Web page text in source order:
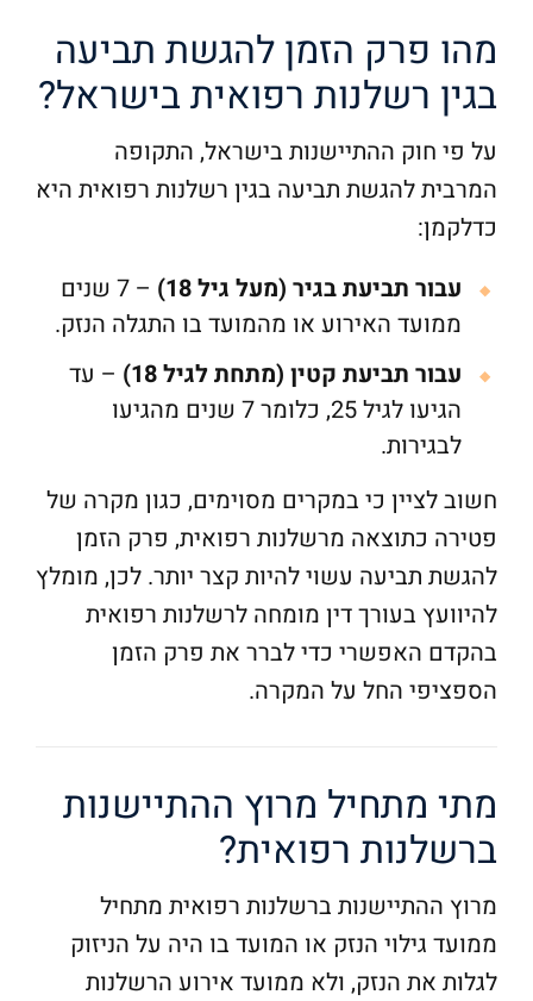
מהו פרק הזמן להגשת תביעה
בגין רשלנות רפואית בישראל?
על פי חוק ההתיישנות בישראל, התקופה
המרבית להגשת תביעה בגין רשלנות רפואית היא
כדלקמן:
עבור תביעת בגיר (מעל גיל 18)
– 7 שנים
ממועד האירוע או מהמועד בו התגלה הנזק.
עבור תביעת קטין (מתחת לגיל 18)
– עד
הגיעו לגיל 25, כלומר 7 שנים מהגיעו
לבגירות.
חשוב לציין כי במקרים מסוימים, כגון מקרה של
פטירה כתוצאה מרשלנות רפואית, פרק הזמן
להגשת תביעה עשוי להיות קצר יותר. לכן, מומלץ
להיוועץ בעורך דין מומחה לרשלנות רפואית
בהקדם האפשרי כדי לברר את פרק הזמן
הספציפי החל על המקרה.
מתי מתחיל מרוץ ההתיישנות
ברשלנות רפואית?
מרוץ ההתיישנות ברשלנות רפואית מתחיל
ממועד גילוי הנזק או המועד בו היה על הניזוק
לגלות את הנזק, ולא ממועד אירוע הרשלנות